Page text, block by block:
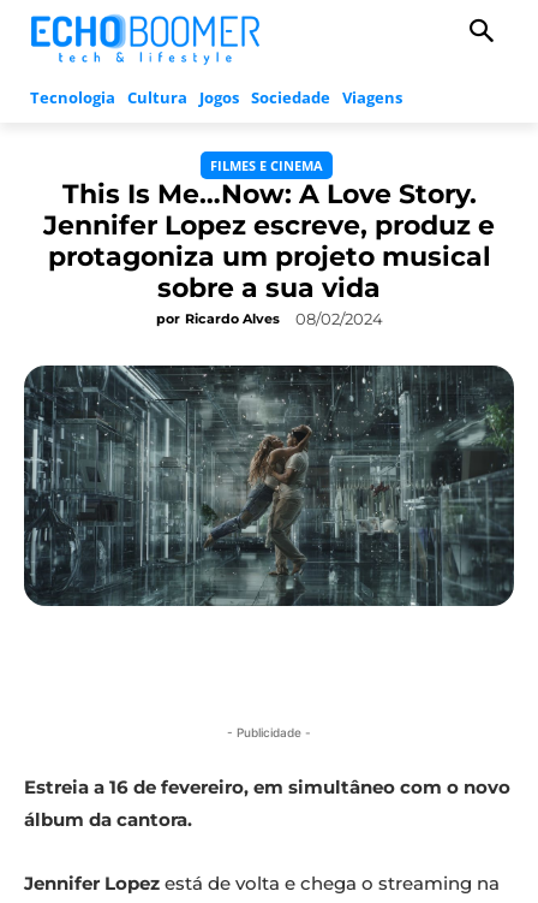
Tecnologia Cultura Jogos Sociedade Viagens
FILMES E CINEMA
This Is Me…Now: A Love Story.
Jennifer Lopez escreve, produz e
protagoniza um projeto musical
sobre a sua vida
por Ricardo Alves 08/02/2024
- Publicidade -
Estreia a 16 de fevereiro, em simultâneo com o novo
álbum da cantora.
Jennifer Lopez está de volta e chega o streaming na